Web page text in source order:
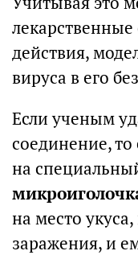
лекарственные
действия,
вируса в его
Если ученым
соединение,
на
на место
заражения, и